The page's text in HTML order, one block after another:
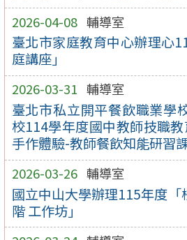
2026-04-08 輔導室
臺北市家庭教育中心辦理心
庭講座」
2026-03-31 輔導室
臺北市私立開平餐飲職業學
校114學年度國中教師技職
手作體驗-教師餐飲知能研習課
2026-03-26 輔導室
國立中山大學辦理115年度「
階 工作坊」